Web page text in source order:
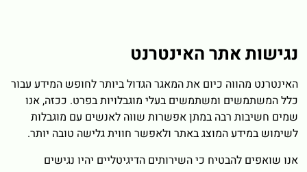
נגישות אתר האינטרנט
האינטרנט מהווה כיום את המאגר הגדול ביותר לחופש המידע עבור
כלל המשתמשים ומשתמשים בעלי מוגבלויות בפרט. ככזה, אנו
שמים חשיבות רבה במתן אפשרות שווה לאנשים עם מוגבלות
לשימוש במידע המוצג באתר ולאפשר חווית גלישה טובה יותר.
אנו שואפים להבטיח כי השירותים הדיגיטליים יהיו נגישים